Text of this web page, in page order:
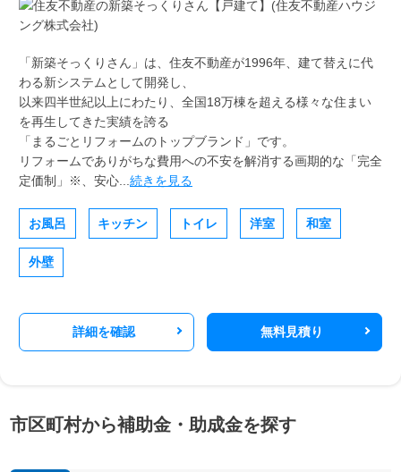
「新築そっくりさん」は、住友不動産が1996年、建て替えに代
わる新システムとして開発し、
以来四半世紀以上にわたり、全国18万棟を超える様々な住まい
を再生してきた実績を誇る
「まるごとリフォームのトップブランド」です。
リフォームでありがちな費用への不安を解消する画期的な「完全
定価制」※、安心...続きを見る
お風呂 キッチン トイレ 洋室 和室
外壁
詳細を確認 無料見積り
市区町村から補助金・助成金を探す